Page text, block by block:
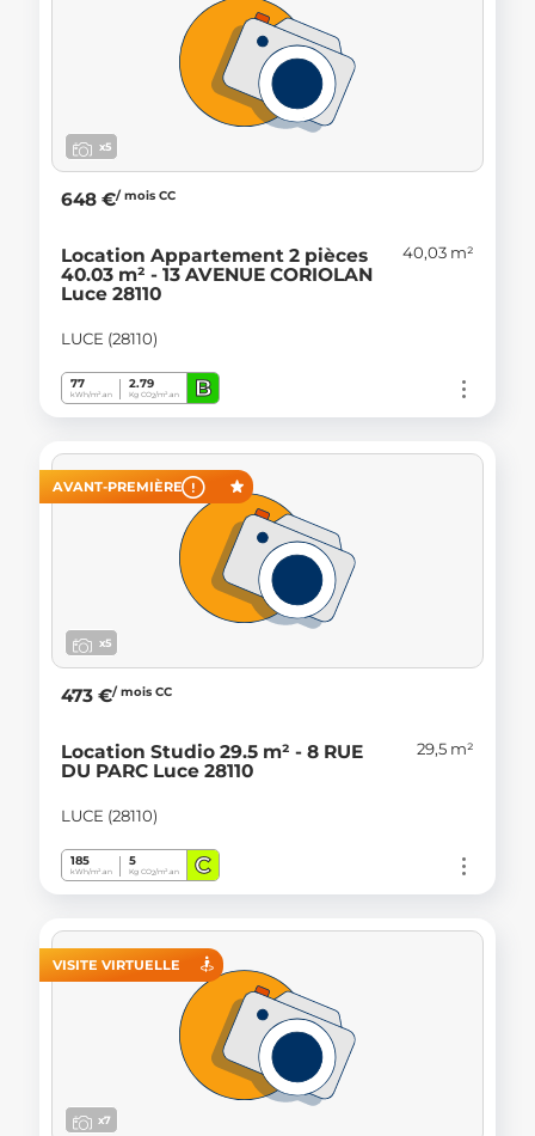
x5
648 €/ mois CC
Location Appartement 2 pièces
40.03 m² - 13 AVENUE CORIOLAN
Luce 28110
40,03 m²
LUCE (28110)
77
kWh/m².an
2.79
Kg CO2/m².an B
AVANT-PREMIÈRE
x5
473 €/ mois CC
Location Studio 29.5 m² - 8 RUE
DU PARC Luce 28110
29,5 m²
LUCE (28110)
185
kWh/m².an
5
Kg CO2/m².an C
VISITE VIRTUELLE
x7